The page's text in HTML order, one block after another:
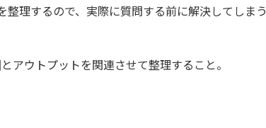
整理するので、実際に質問する前に解決してしまう
アウトプットを関連させて整理すること。